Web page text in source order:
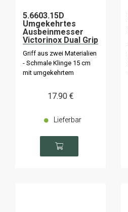
5.6603.15D
Umgekehrtes
Ausbeinmesser
Victorinox Dual Grip
Griff aus zwei Materialien
- Schmale Klinge 15 cm
mit umgekehrtem
17.90 €
Lieferbar